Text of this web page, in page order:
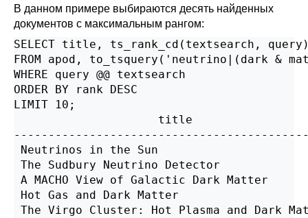
В данном примере выбираются десять найденных
документов с максимальным рангом:
SELECT title, ts_rank_cd(textsearch,
FROM apod, to_tsquery('neutrino|(dark &
WHERE query @@ textsearch
ORDER BY rank DESC
LIMIT 10;
title
Neutrinos in the Sun
The Sudbury Neutrino Detector
A MACHO View of Galactic Dark Matter
Hot Gas and Dark Matter
The Virgo Cluster: Hot Plasma and Dark